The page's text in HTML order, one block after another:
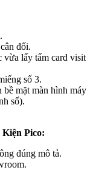
đối.
vừa lấy tấm card visit
số 3.
mặt màn hình máy
số).
Pico:
đúng mô tả.